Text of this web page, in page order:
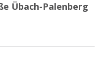
Übach-Palenberg